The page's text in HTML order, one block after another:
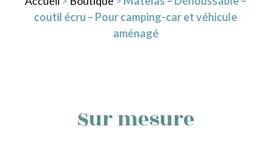
coutil écru – Pour camping-car et véhicule
aménagé
Sur mesure